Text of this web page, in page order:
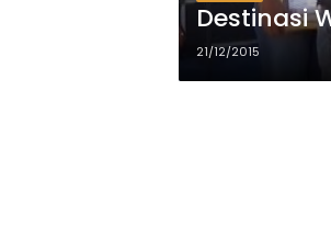
21/12/2015